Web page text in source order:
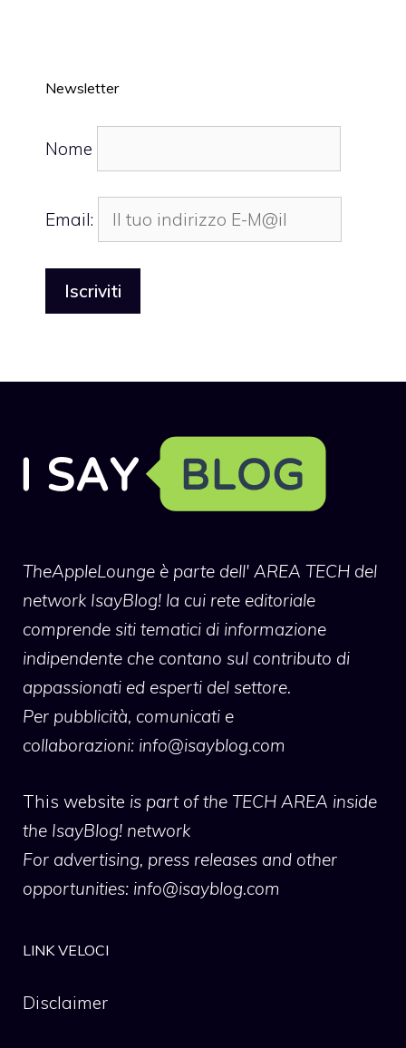
Newsletter
Nome
Email:
TheAppleLounge è parte dell' AREA TECH del
network IsayBlog! la cui rete editoriale
comprende siti tematici di informazione
indipendente che contano sul contributo di
appassionati ed esperti del settore.
Per pubblicità, comunicati e
collaborazioni: info@isayblog.com
This website is part of the TECH AREA inside
the IsayBlog! network
For advertising, press releases and other
opportunities: info@isayblog.com
LINK VELOCI
Disclaimer